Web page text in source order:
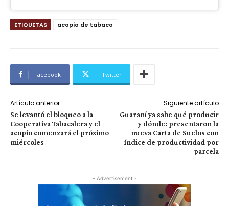
ETIQUETAS acopio de tabaco
Facebook Twitter
Artículo anterior
Se levantó el bloqueo a la
Cooperativa Tabacalera y el
acopio comenzará el próximo
miércoles
Siguiente artículo
Guaraní ya sabe qué producir
y dónde: presentaron la
nueva Carta de Suelos con
índice de productividad por
parcela
- Advertisement -